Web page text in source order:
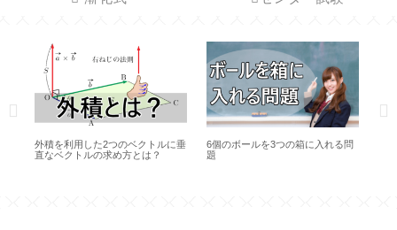
ールを3つの箱に入れる問 置換しないで積分したい積分問題
シグマ計算を楽